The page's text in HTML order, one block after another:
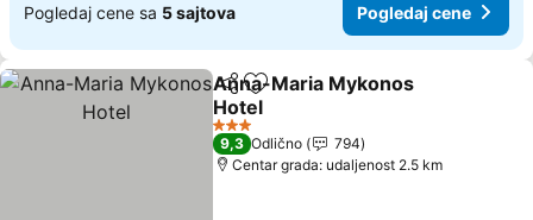
Pogledaj cene sa 5 sajtova Pogledaj cene
Deli Dodati u favorite
Anna-Maria Mykonos
Hotel
Pogledaj cene
3 Zvezdice
9,3 Odlično
794
Centar grada: udaljenost 2.5 km